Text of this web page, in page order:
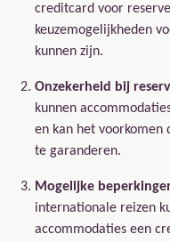
creditcard voor
keuzemogelijkheden
kunnen zijn.
Onzekerheid bij
kunnen
en kan het voorkomen
te garanderen.
Mogelijke
internationale reizen
accommodaties een